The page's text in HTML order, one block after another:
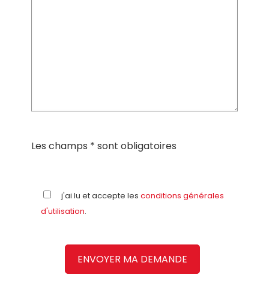
Les champs * sont obligatoires
j'ai lu et accepte les conditions générales
d'utilisation.